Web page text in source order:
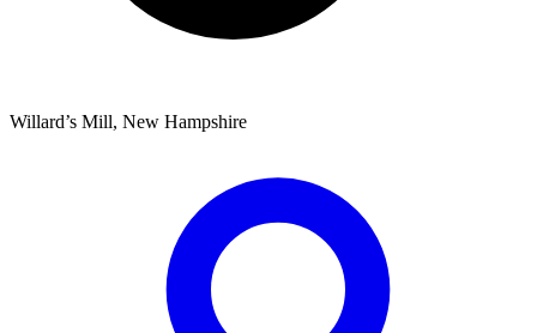
Willard’s Mill, New Hampshire